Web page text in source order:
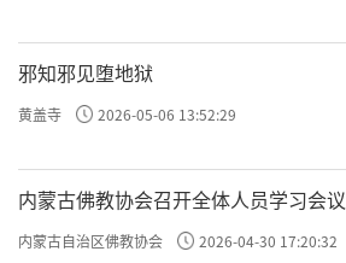
邪知邪见堕地狱
黄盖寺 2026-05-06 13:52:29
内蒙古佛教协会召开全体人员学习会议
内蒙古自治区佛教协会 2026-04-30 17:20:32